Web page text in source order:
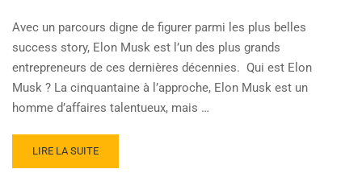
Avec un parcours digne de figurer parmi les plus belles
success story, Elon Musk est l’un des plus grands
entrepreneurs de ces dernières décennies. Qui est Elon
Musk ? La cinquantaine à l’approche, Elon Musk est un
homme d’affaires talentueux, mais …
LIRE LA SUITE